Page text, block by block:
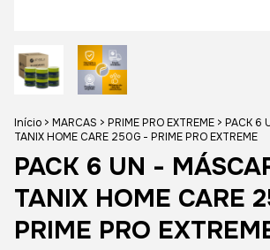
Início > MARCAS > PRIME PRO EXTREME > PACK 6
TANIX HOME CARE 250G - PRIME PRO EXTREME
PACK 6 UN -
TANIX HOME CARE
PRIME PRO